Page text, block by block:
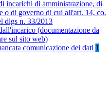
incarichi di amministrazione, di
o di governo di cui all'art. 14, co.
dlgs n. 33/2013
(documentazione da
sul sito web)
comunicazione dei dati 1